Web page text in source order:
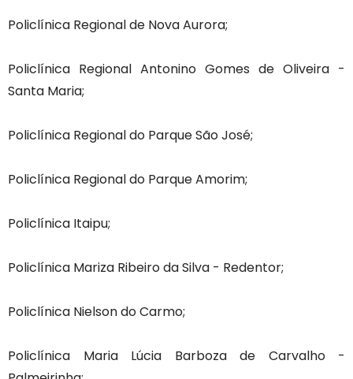
Policlínica Regional de Nova Aurora;
Policlínica Regional Antonino Gomes de Oliveira -
Santa Maria;
Policlínica Regional do Parque São José;
Policlínica Regional do Parque Amorim;
Policlínica Itaipu;
Policlínica Mariza Ribeiro da Silva - Redentor;
Policlínica Nielson do Carmo;
Policlínica Maria Lúcia Barboza de Carvalho -